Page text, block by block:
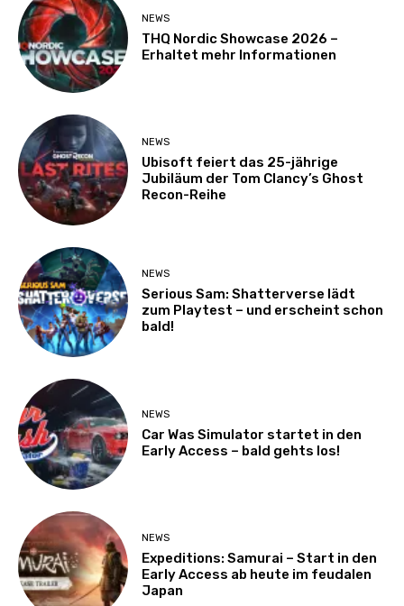
NEWS
THQ Nordic Showcase 2026 –
Erhaltet mehr Informationen
NEWS
Ubisoft feiert das 25-jährige
Jubiläum der Tom Clancy’s Ghost
Recon-Reihe
NEWS
Serious Sam: Shatterverse lädt
zum Playtest – und erscheint schon
bald!
NEWS
Car Was Simulator startet in den
Early Access – bald gehts los!
NEWS
Expeditions: Samurai – Start in den
Early Access ab heute im feudalen
Japan